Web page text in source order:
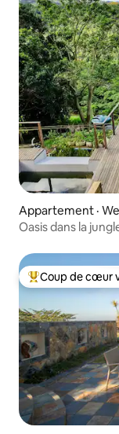
Appartement ·
Oasis dans la
Coup de cœur
Coup de cœur